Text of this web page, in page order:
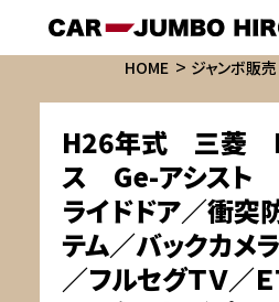
HOME ジャンボ販売
H26年式 三菱
ス Ge-アシスト
ライドドア／衝突
テム／バックカメ
／フルセグＴＶ／